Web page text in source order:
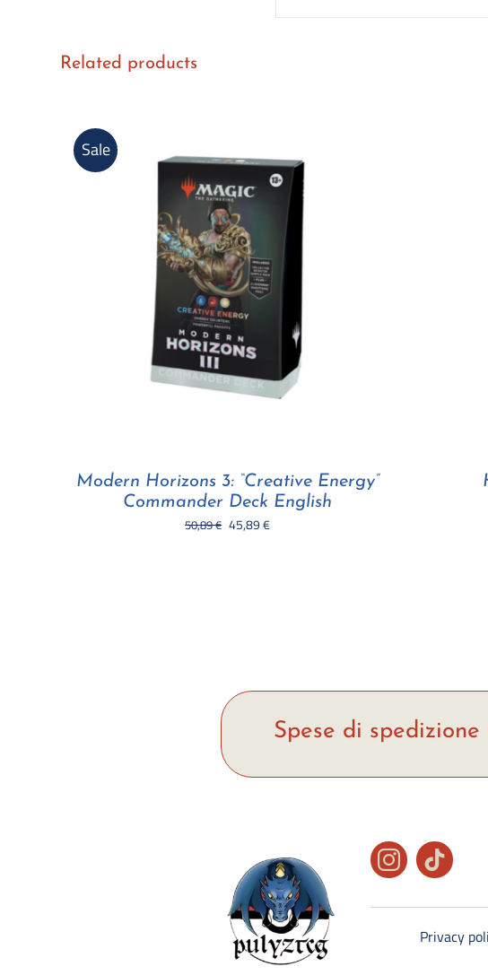
Related products
Sale
Modern Horizons 3: “Creative Energy”
Commander Deck English
50,89€ Il
45,89€Il
Spese di
Privacy